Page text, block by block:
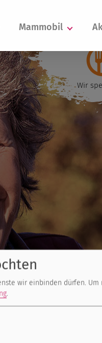
Mammobil
Wir
bin Mutter von 6
wir einbinden dürfen. Um
.